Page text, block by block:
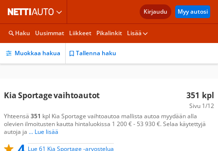
Kirjaudu Myy autosi
Haku Uusimmat Liikkeet Pikalinkit Lisää
Muokkaa hakua Tallenna haku
351 kpl
Sivu 1/12
Kia Sportage vaihtoautot
Yhteensä 351 kpl Kia Sportage vaihtoautoa mallista autoa myydään alla
olevien ilmoitusten kautta hintaluokissa 1 200 € - 53 930 €. Selaa käytettyjä
autoja ja ... Lue lisää
Lue 61 Kia Sportage -arvostelua